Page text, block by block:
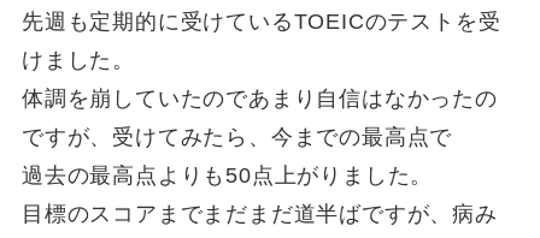
先週も定期的に受けているTOEICのテストを受
けました。
体調を崩していたのであまり自信はなかったの
ですが、受けてみたら、今までの最高点で
過去の最高点よりも50点上がりました。
目標のスコアまでまだまだ道半ばですが、病み